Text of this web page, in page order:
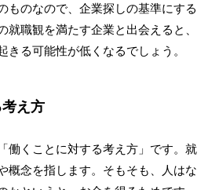
ものなので、企業探しの基準にする
就職観を満たす企業と出会えると、
きる可能性が低くなるでしょう。
え方
働くことに対する考え方」です。就
概念を指します。そもそも、人はな